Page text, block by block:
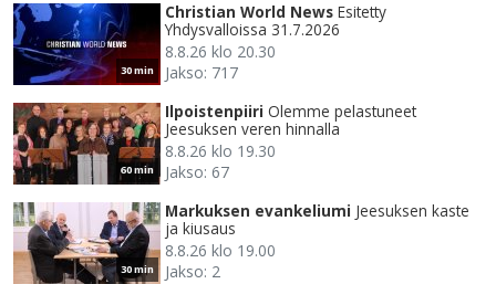
30 min
Christian World News Esitetty
Yhdysvalloissa 31.7.2026
8.8.26 klo 20.30
Jakso: 717
60 min
Ilpoistenpiiri Olemme pelastuneet
Jeesuksen veren hinnalla
8.8.26 klo 19.30
Jakso: 67
30 min
Markuksen evankeliumi Jeesuksen kaste
ja kiusaus
8.8.26 klo 19.00
Jakso: 2